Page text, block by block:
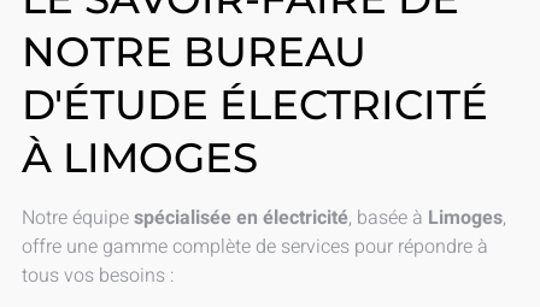
NOTRE BUREAU
D'ÉTUDE ÉLECTRICITÉ
À LIMOGES
Notre équipespécialisée en électricité, basée à Limoges,
offre une gamme complète de services pour répondre à
tous vos besoins :